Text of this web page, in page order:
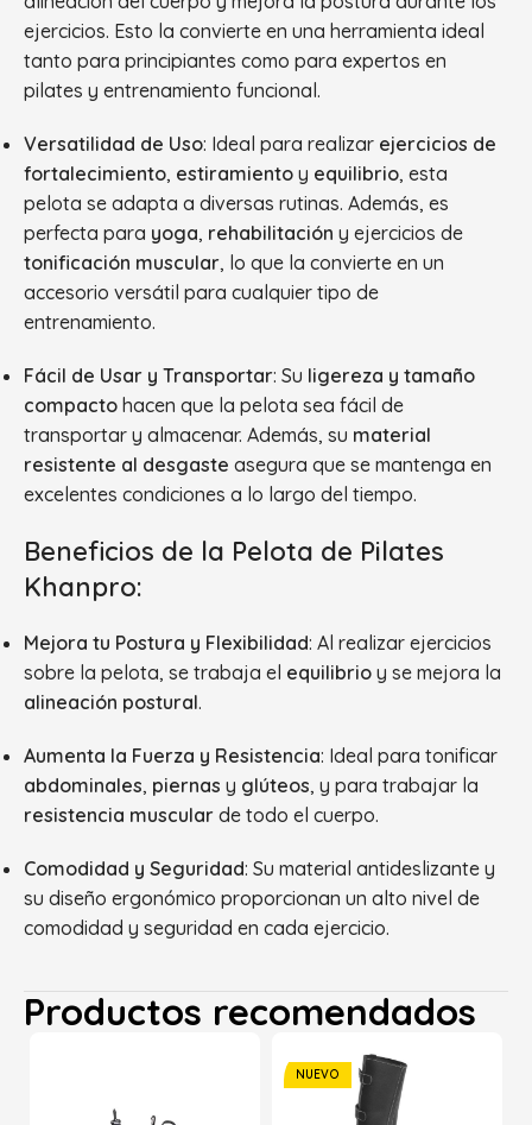
ejercicios. Esto la convierte en una herramienta ideal
tanto para principiantes como para expertos en
pilates y entrenamiento funcional.
Versatilidad de Uso: Ideal para realizar ejercicios de
fortalecimiento, estiramiento y equilibrio, esta
pelota se adapta a diversas rutinas. Además, es
perfecta para yoga, rehabilitación y ejercicios de
tonificación muscular, lo que la convierte en un
accesorio versátil para cualquier tipo de
entrenamiento.
Fácil de Usar y Transportar: Su ligereza y tamaño
compacto hacen que la pelota sea fácil de
transportar y almacenar. Además, su material
resistente al desgaste asegura que se mantenga en
excelentes condiciones a lo largo del tiempo.
Beneficios de la Pelota de Pilates
Khanpro:
Mejora tu Postura y Flexibilidad: Al realizar ejercicios
sobre la pelota, se trabaja el equilibrio y se mejora la
alineación postural.
Aumenta la Fuerza y Resistencia: Ideal para tonificar
abdominales, piernas y glúteos, y para trabajar la
resistencia muscular de todo el cuerpo.
Comodidad y Seguridad: Su material antideslizante y
su diseño ergonómico proporcionan un alto nivel de
comodidad y seguridad en cada ejercicio.
Productos recomendados
NUEVO